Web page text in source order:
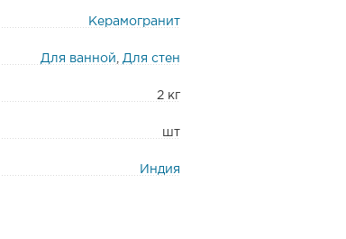
Керамогранит
Для ванной Для стен
2 кг
шт
Индия